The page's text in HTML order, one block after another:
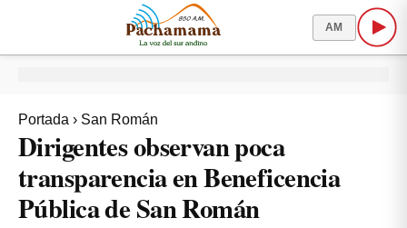
AM
Portada › San Román
Dirigentes observan poca
transparencia en Beneficencia
Pública de San Román